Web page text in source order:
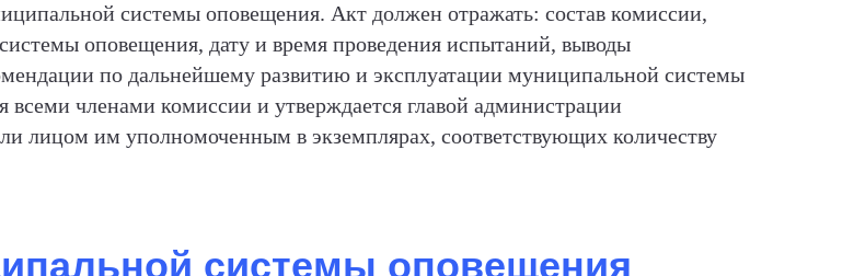
системы оповещения. Акт должен отражать: состав комиссии,
оповещения, дату и время проведения испытаний, выводы
по дальнейшему развитию и эксплуатации муниципальной системы
всеми членами комиссии и утверждается главой администрации
лицом им уполномоченным в экземплярах, соответствующих количеству
системы оповещения